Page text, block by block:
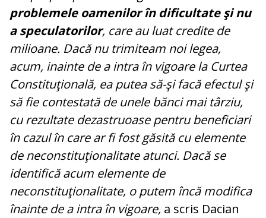
problemele oamenilor în dificultate şi nu
a speculatorilor, care au luat credite de
milioane. Dacă nu trimiteam noi legea,
acum, inainte de a intra în vigoare la Curtea
Constituţională, ea putea să-şi facă efectul şi
să fie contestată de unele bănci mai târziu,
cu rezultate dezastruoase pentru beneficiari
în cazul în care ar fi fost găsită cu elemente
de neconstituţionalitate atunci. Dacă se
identifică acum elemente de
neconstituţionalitate, o putem încă modifica
înainte de a intra în vigoare, a scris Dacian